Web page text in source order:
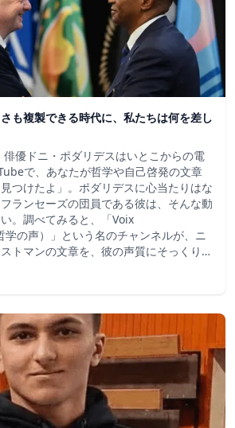
も複製できる時代に、私たちは何を差し
優ドニ・ポダリデスはいとこからの電
で、あなたが哲学や自己啓発の文章
つけたよ」。ポダリデスに心当たりはな
ランセーズの団員である彼は、そんな動
。調べてみると、「Voix
の声）」という名のチャンネルが、ニ
トマンの文章を、彼の声質にそっくり…